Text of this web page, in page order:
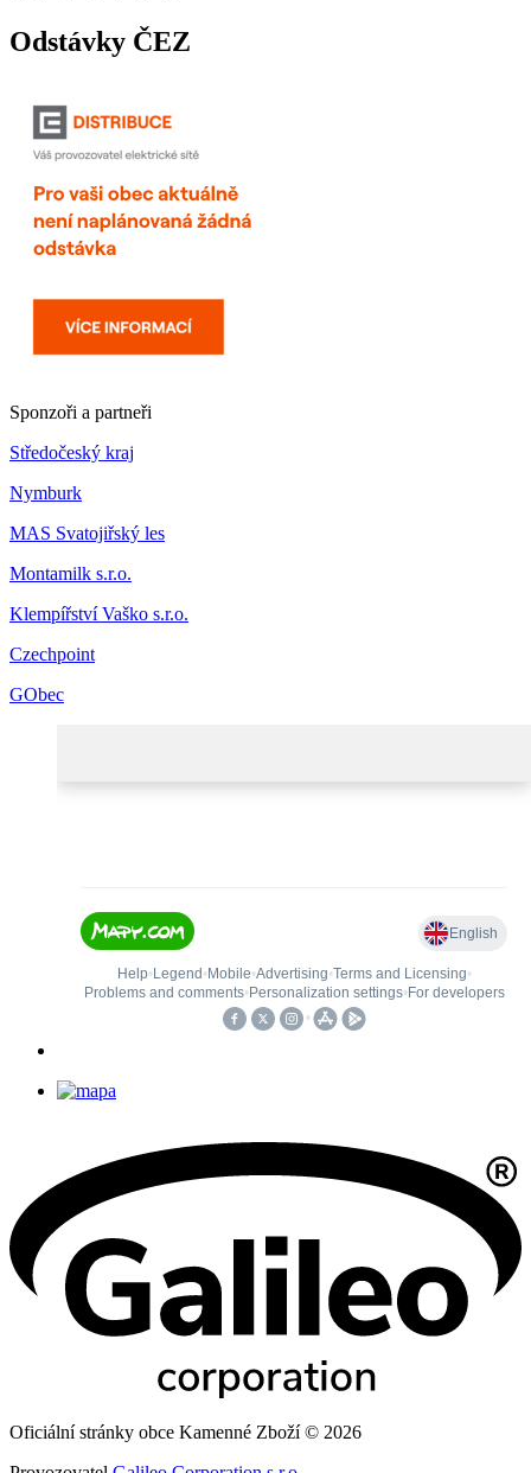
Odstávky ČEZ
Sponzoři a partneři
Středočeský kraj
Nymburk
MAS Svatojiřský les
Montamilk s.r.o.
Klempířství Vaško s.r.o.
Czechpoint
GObec
Oficiální stránky obce Kamenné Zboží © 2026